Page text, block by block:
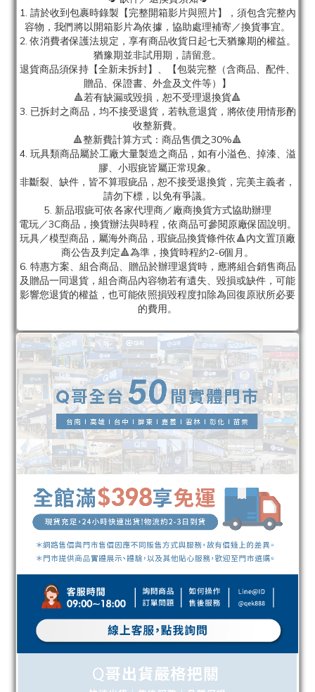
1. 請於收到包裹時錄製【完整開箱影片與照片】，須包含完整內
容物，我們將以開箱影片為依據，協助處理補寄／換貨事宜。
2. 依消費者保護法規定，享有商品收貨日起七天猶豫期的權益。
猶豫期並非試用期，請留意。
退貨商品須保持【全新未拆封】、【包裝完整（含商品、配件、
贈品、保證書、外盒及文件等）】
🔺若有缺漏或毀損，恕不受理退換貨🔺
3. 已拆封之商品，均不接受退貨，若執意退貨，將依使用情形酌
收整新費。
🔺整新費計算方式：商品售價之30%🔺
4. 玩具類商品屬於工廠大量製造之商品，如有小溢色、掉漆、溢
膠、小瑕疵皆屬正常現象。
非斷裂、缺件，皆不算瑕疵品，恕不接受退換貨，完美主義者，
請勿下標，以免有爭議。
5. 新品瑕疵可依各家代理商／廠商換貨方式協助辦理
電玩／3C商品，換貨辦法與時程，依商品可參閱原廠保固說明。
玩具／模型商品，屬海外商品，瑕疵品換貨條件依🔺內文置頂廠
商公告及判定🔺為準，換貨時程約2-6個月。
6. 特惠方案、組合商品、贈品於辦理退貨時，應將組合銷售商品
及贈品一同退貨，組合商品內容物若有遺失、毀損或缺件，可能
影響您退貨的權益，也可能依照損毀程度扣除為回復原狀所必要
的費用。